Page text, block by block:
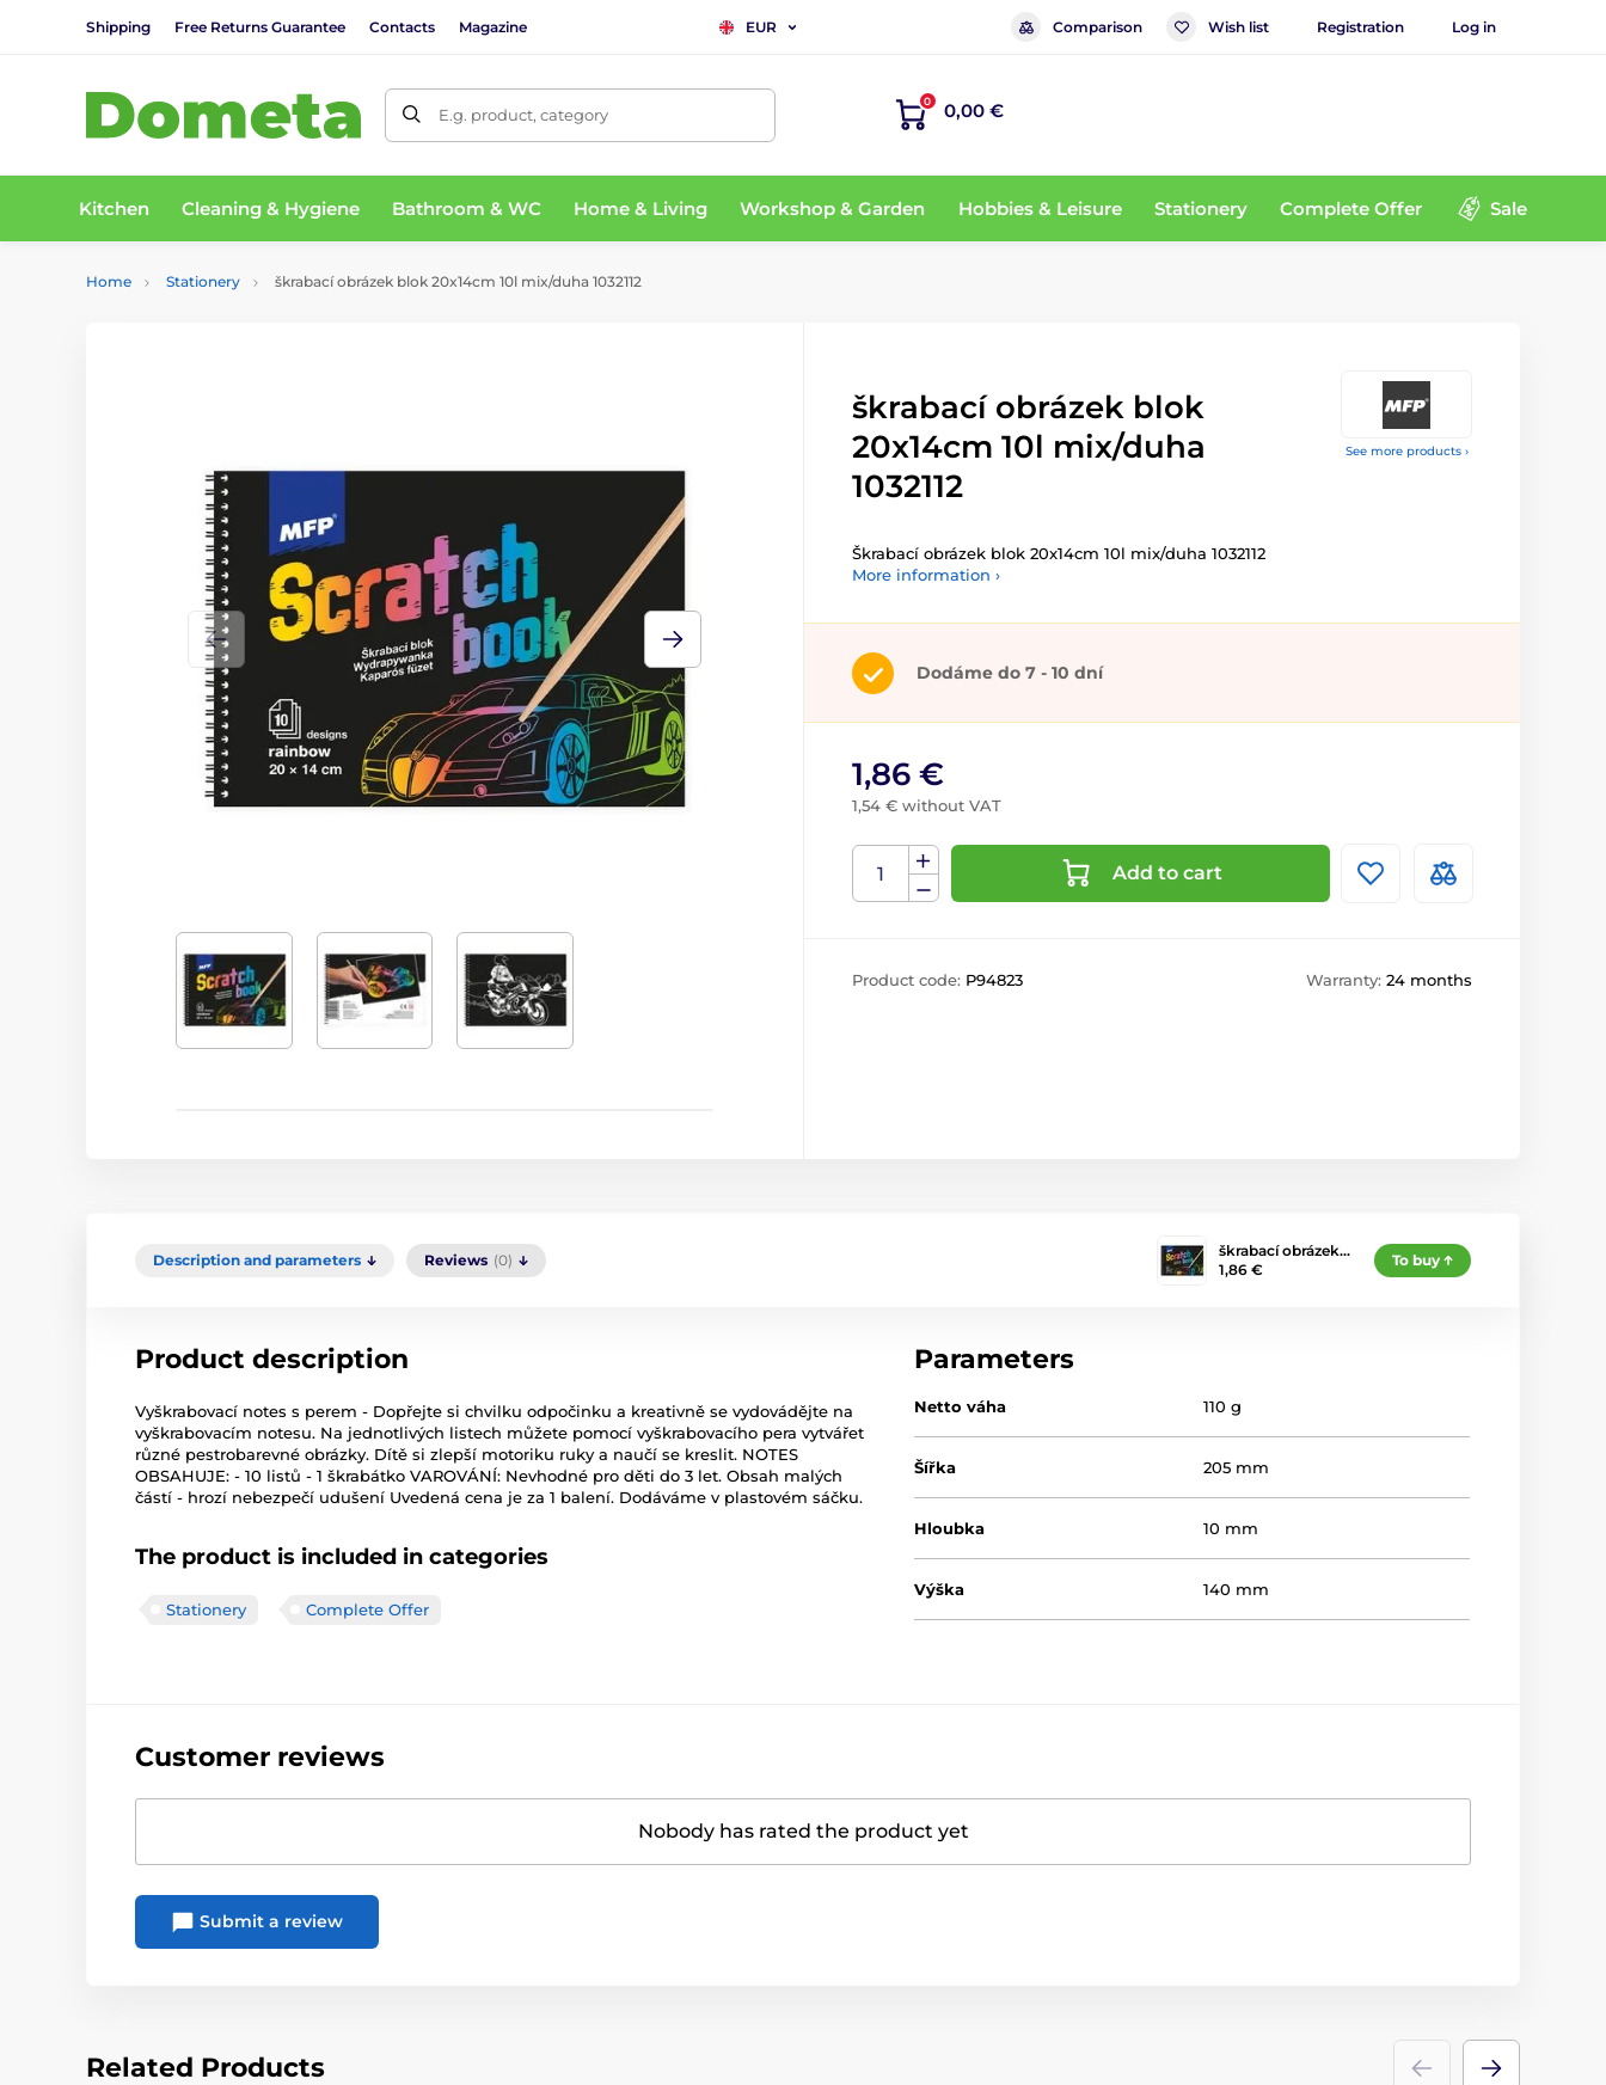
Shipping Free Returns Guarantee Contacts Magazine EUR Comparison Wish list Registration Log in
E.g. product, category
0 0,00 €
Kitchen Cleaning & Hygiene Bathroom & WC Home & Living Workshop & Garden Hobbies & Leisure Stationery Complete Offer Sale
Home Stationery škrabací obrázek blok 20x14cm 10l mix/duha 1032112
See more products ›
škrabací obrázek blok
20x14cm 10l mix/duha
1032112
Škrabací obrázek blok 20x14cm 10l mix/duha 1032112
More information ›
Dodáme do 7 - 10 dní
1,86 €
1,54 € without VAT
Add to cart
Product code: P94823 Warranty: 24 months
Description and parameters Reviews (0)
škrabací obrázek…
1,86 €
To buy
Product description
Vyškrabovací notes s perem - Dopřejte si chvilku odpočinku a kreativně se vydovádějte na
vyškrabovacím notesu. Na jednotlivých listech můžete pomocí vyškrabovacího pera vytvářet
různé pestrobarevné obrázky. Dítě si zlepší motoriku ruky a naučí se kreslit. NOTES
OBSAHUJE: - 10 listů - 1 škrabátko VAROVÁNÍ: Nevhodné pro děti do 3 let. Obsah malých
částí - hrozí nebezpečí udušení Uvedená cena je za 1 balení. Dodáváme v plastovém sáčku.
The product is included in categories
Stationery Complete Offer
Parameters
Netto váha 110 g
Šířka 205 mm
Hloubka 10 mm
Výška 140 mm
Customer reviews
Nobody has rated the product yet
Submit a review
Related Products